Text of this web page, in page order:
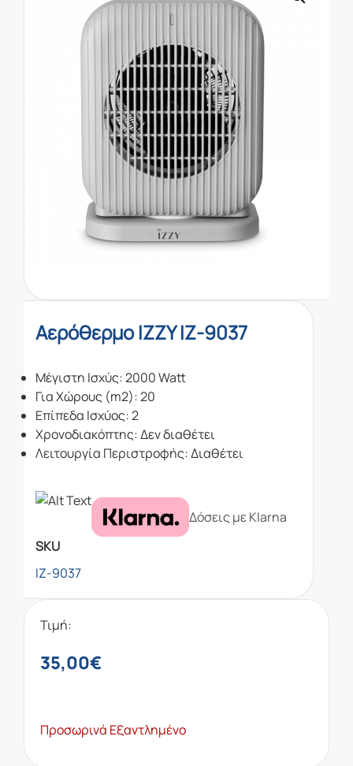
Αερόθερμο IZZY IZ-9037
Μέγιστη Ισχύς: 2000 Watt
Για Χώρους (m2): 20
Επίπεδα Ισχύος: 2
Χρονοδιακόπτης: Δεν διαθέτει
Λειτουργία Περιστροφής: Διαθέτει
Δόσεις με Klarna
SKU
IZ-9037
Τιμή:
35,00€
Προσωρινά Εξαντλημένο